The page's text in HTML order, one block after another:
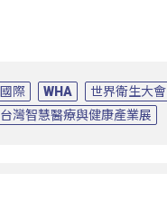
國際 WHA
世界衛生大會
台灣智慧醫療與健康產業展